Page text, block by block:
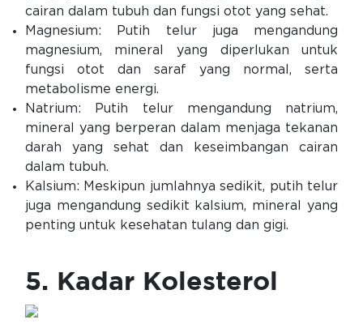
cairan dalam tubuh dan fungsi otot yang sehat.
Magnesium: Putih telur juga mengandung
magnesium, mineral yang diperlukan untuk
fungsi otot dan saraf yang normal, serta
metabolisme energi.
Natrium: Putih telur mengandung natrium,
mineral yang berperan dalam menjaga tekanan
darah yang sehat dan keseimbangan cairan
dalam tubuh.
Kalsium: Meskipun jumlahnya sedikit, putih telur
juga mengandung sedikit kalsium, mineral yang
penting untuk kesehatan tulang dan gigi.
5. Kadar Kolesterol